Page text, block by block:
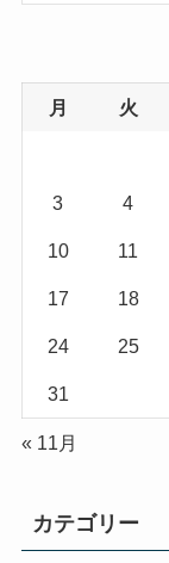
月 火
3 4
10 11
17 18
24 25
31
« 11月
カテゴリー